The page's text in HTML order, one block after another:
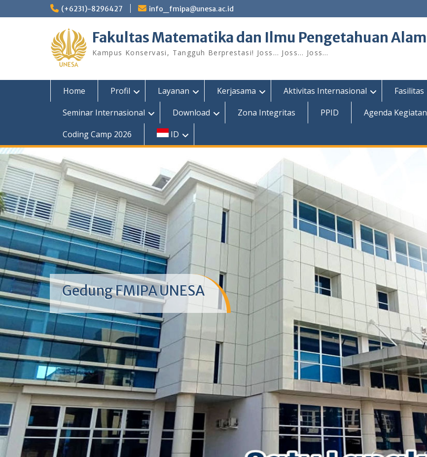
to
(+6231)-8296427 info_fmipa@unesa.ac.id
Fakultas Matematika dan Ilmu Pengetahuan Alam
Kampus Konservasi, Tangguh Berprestasi! Joss… Joss… Joss…
Home Profil Layanan Kerjasama Aktivitas Internasional Fasilitas
Seminar Internasional
Download Zona Integritas PPID Agenda Kegiatan
Coding Camp 2026
ID
Gedung FMIPA UNESA